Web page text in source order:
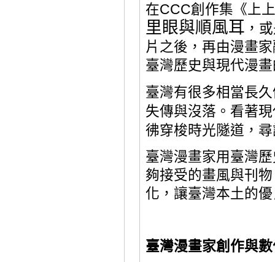
在CCC創作集《上
里眼與順風耳 ，
片之後，再由漫畫
臺灣歷史與現代漫
臺灣有很多相當長
失傳與沒落。看著
彿穿梭時光隧道，
臺灣漫畫家用臺灣
夠接受的畫風與刊
化，讓臺灣本土的
臺灣漫畫家創作與